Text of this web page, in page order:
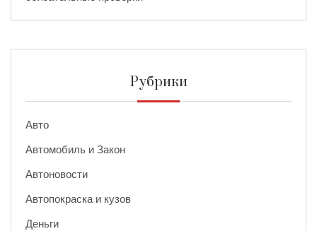
Рубрики
Авто
Автомобиль и Закон
Автоновости
Автопокраска и кузов
Деньги